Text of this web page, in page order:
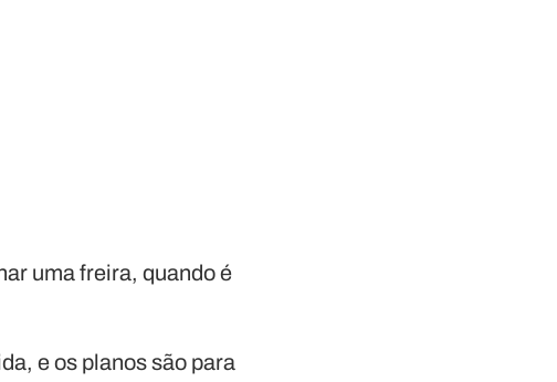
uma freira, quando é
e os planos são para